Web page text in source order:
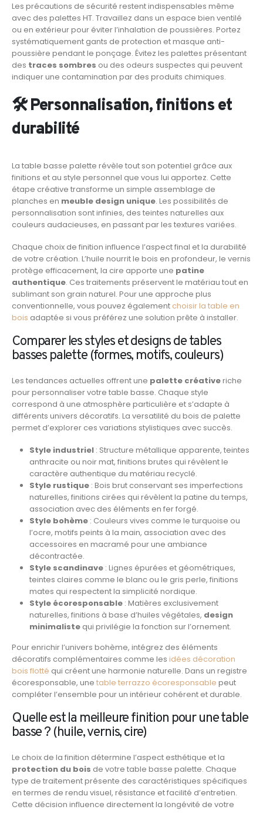
Les précautions de sécurité restent indispensables même
avec des palettes HT. Travaillez dans un espace bien ventilé
ou en extérieur pour éviter l’inhalation de poussières. Portez
systématiquement gants de protection et masque anti-
poussière pendant le ponçage. Évitez les palettes présentant
des traces sombres ou des odeurs suspectes qui peuvent
indiquer une contamination par des produits chimiques.
🛠️ Personnalisation, finitions et
durabilité
La table basse palette révèle tout son potentiel grâce aux
finitions et au style personnel que vous lui apportez. Cette
étape créative transforme un simple assemblage de
planches en meuble design unique. Les possibilités de
personnalisation sont infinies, des teintes naturelles aux
couleurs audacieuses, en passant par les textures variées.
Chaque choix de finition influence l’aspect final et la durabilité
de votre création. L’huile nourrit le bois en profondeur, le vernis
protège efficacement, la cire apporte une patine
authentique. Ces traitements préservent le matériau tout en
sublimant son grain naturel. Pour une approche plus
conventionnelle, vous pouvez également choisir la table en
bois adaptée si vous préférez une solution prête à installer.
Comparer les styles et designs de tables
basses palette (formes, motifs, couleurs)
Les tendances actuelles offrent une palette créativeriche
pour personnaliser votre table basse. Chaque style
correspond à une atmosphère particulière et s’adapte à
différents univers décoratifs. La versatilité du bois de palette
permet d’explorer ces variations stylistiques avec succès.
Style industriel: Structure métallique apparente, teintes
anthracite ou noir mat, finitions brutes qui révèlent le
caractère authentique du matériau recyclé.
Style rustique: Bois brut conservant ses imperfections
naturelles, finitions cirées qui révèlent la patine du temps,
association avec des éléments en fer forgé.
Style bohème: Couleurs vives comme le turquoise ou
l’ocre, motifs peints à la main, association avec des
accessoires en macramé pour une ambiance
décontractée.
Style scandinave: Lignes épurées et géométriques,
teintes claires comme le blanc ou le gris perle, finitions
mates qui respectent la simplicité nordique.
Style écoresponsable: Matières exclusivement
naturelles, finitions à base d’huiles végétales, design
minimalistequi privilégie la fonction sur l’ornement.
Pour enrichir l’univers bohème, intégrez des éléments
décoratifs complémentaires comme les idées décoration
bois flotté qui créent une harmonie naturelle. Dans un registre
écoresponsable, une table terrazzo écoresponsable peut
compléter l’ensemble pour un intérieur cohérent et durable.
Quelle est la meilleure finition pour une table
basse ? (huile, vernis, cire)
Le choix de la finition détermine l’aspect esthétique et la
protection du bois de votre table basse palette. Chaque
type de traitement présente des caractéristiques spécifiques
en termes de rendu visuel, résistance et facilité d’entretien.
Cette décision influence directement la longévité de votre